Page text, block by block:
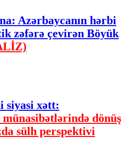
Azərbaycanın hərbi
zəfərə çevirən Böyük
siyasi xətt:
dönüş
sülh perspektivi